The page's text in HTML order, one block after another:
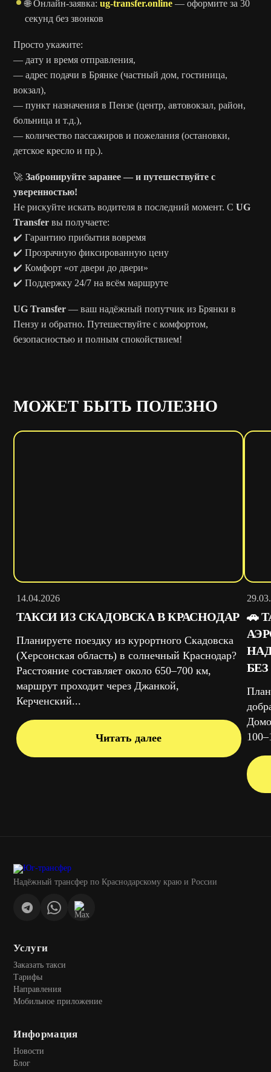
🌐 Онлайн-заявка:ug-transfer.online — оформите за 30
секунд без звонков
Просто укажите:
— дату и время отправления,
— адрес подачи в Брянке (частный дом, гостиница,
вокзал),
— пункт назначения в Пензе (центр, автовокзал, район,
больница и т.д.),
— количество пассажиров и пожелания (остановки,
детское кресло и пр.).
🚀Забронируйте заранее — и путешествуйте с
уверенностью!
Не рискуйте искать водителя в последний момент. СUG
Transfer вы получаете:
✔️ Гарантию прибытия вовремя
✔️ Прозрачную фиксированную цену
✔️ Комфорт «от двери до двери»
✔️ Поддержку 24/7 на всём маршруте
UG Transfer — ваш надёжный попутчик из Брянки в
Пензу и обратно. Путешествуйте с комфортом,
безопасностью и полным спокойствием!
МОЖЕТ БЫТЬ ПОЛЕЗНО
14.04.2026
ТАКСИ ИЗ СКАДОВСКА В КРАСНОДАР
Планируете поездку из курортного Скадовска
(Херсонская область) в солнечный Краснодар?
Расстояние составляет около 650–700 км,
маршрут проходит через Джанкой,
Керченский...
Читать далее
🚗
Надёжный трансфер по Краснодарскому краю и России
Услуги
Заказать такси
Тарифы
Направления
Мобильное приложение
Информация
Новости
Блог